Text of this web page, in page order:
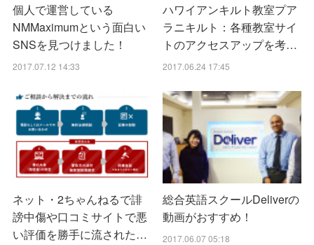
個人で運営している
NMMaximumという面白い
SNSを見つけました！
2017.07.12 14:33
ハワイアンキルト教室プア
ラニキルト：各種教室サイ
トのアクセスアップを考…
2017.06.24 17:45
ネット・2ちゃんねるで誹
謗中傷や口コミサイトで悪
い評価を勝手に流された…
総合英語スクールDeliverの
動画がおすすめ！
2017.06.07 05:18